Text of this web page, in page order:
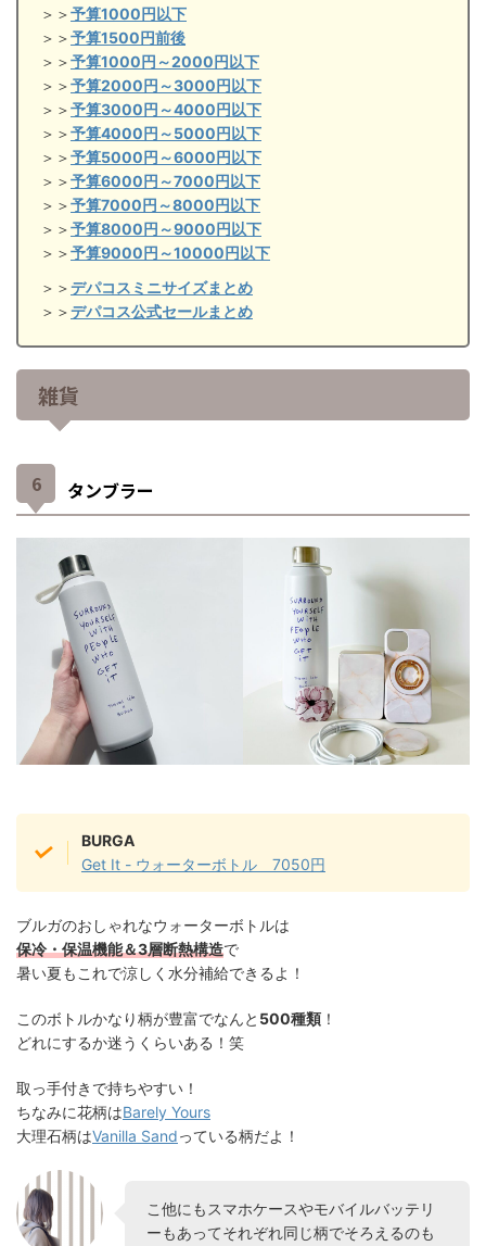
＞＞予算1000円以下
＞＞予算1500円前後
＞＞予算1000円～2000円以下
＞＞予算2000円～3000円以下
＞＞予算3000円～4000円以下
＞＞予算4000円～5000円以下
＞＞予算5000円～6000円以下
＞＞予算6000円～7000円以下
＞＞予算7000円～8000円以下
＞＞予算8000円～9000円以下
＞＞予算9000円～10000円以下
＞＞デパコスミニサイズまとめ
＞＞デパコス公式セールまとめ
雑貨
タンブラー
BURGA
Get It - ウォーターボトル 7050円
ブルガのおしゃれなウォーターボトルは
保冷・保温機能＆3層断熱構造で
暑い夏もこれで涼しく水分補給できるよ！
このボトルかなり柄が豊富でなんと 500種類 ！
どれにするか迷うくらいある！笑
取っ手付きで持ちやすい！
ちなみに花柄はBarely Yours
大理石柄はVanilla Sandっている柄だよ！
こ他にもスマホケースやモバイルバッテリ
ーもあってそれぞれ同じ柄でそろえるのも